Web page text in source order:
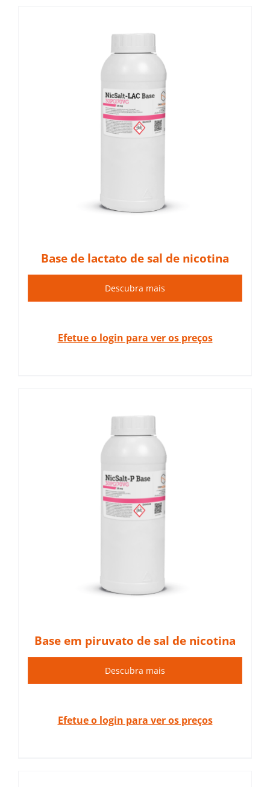
Base de lactato de sal de nicotina
Descubra mais
Efetue o login para ver os preços
Base em piruvato de sal de nicotina
Descubra mais
Efetue o login para ver os preços